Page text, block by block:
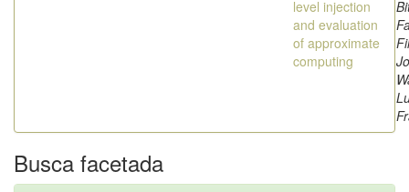
level injection
and evaluation
of approximate
computing
Busca facetada